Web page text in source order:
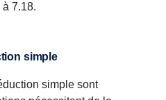
7.18.
simple
simple sont